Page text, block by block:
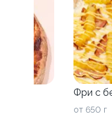
Фри с
от 650 г